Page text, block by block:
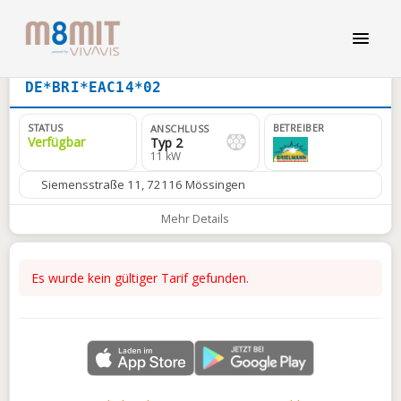
DE*BRI*EAC14*02
STATUS
Verfügbar
ANSCHLUSS
Typ 2
11 kW
BETREIBER
Siemensstraße 11, 72116 Mössingen
Mehr Details
Es wurde kein gültiger Tarif gefunden.